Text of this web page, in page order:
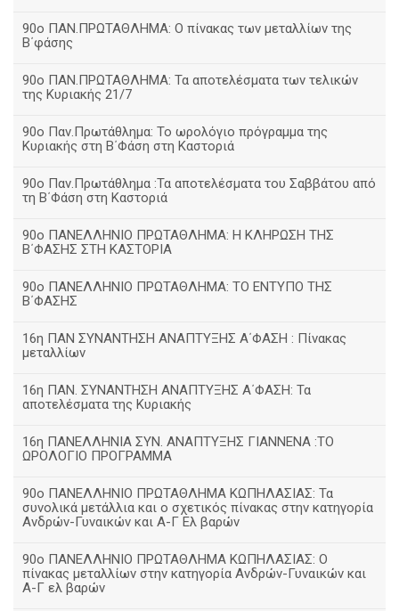
90ο ΠΑΝ.ΠΡΩΤΑΘΛΗΜΑ: Ο πίνακας των μεταλλίων της
Β΄φάσης
90ο ΠΑΝ.ΠΡΩΤΑΘΛΗΜΑ: Τα αποτελέσματα των τελικών
της Κυριακής 21/7
90ο Παν.Πρωτάθλημα: Το ωρολόγιο πρόγραμμα της
Κυριακής στη Β΄Φάση στη Καστοριά
90ο Παν.Πρωτάθλημα :Τα αποτελέσματα του Σαββάτου από
τη Β΄Φάση στη Καστοριά
90ο ΠΑΝΕΛΛΗΝΙΟ ΠΡΩΤΑΘΛΗΜΑ: Η ΚΛΗΡΩΣΗ ΤΗΣ
Β΄ΦΑΣΗΣ ΣΤΗ ΚΑΣΤΟΡΙΑ
90ο ΠΑΝΕΛΛΗΝΙΟ ΠΡΩΤΑΘΛΗΜΑ: ΤΟ ΕΝΤΥΠΟ ΤΗΣ
Β΄ΦΑΣΗΣ
16η ΠΑΝ ΣΥΝΑΝΤΗΣΗ ΑΝΑΠΤΥΞΗΣ Α΄ΦΑΣΗ : Πίνακας
μεταλλίων
16η ΠΑΝ. ΣΥΝΑΝΤΗΣΗ ΑΝΑΠΤΥΞΗΣ Α΄ΦΑΣΗ: Τα
αποτελέσματα της Κυριακής
16η ΠΑΝΕΛΛΗΝΙΑ ΣΥΝ. ΑΝΑΠΤΥΞΗΣ ΓΙΑΝΝΕΝΑ :ΤΟ
ΩΡΟΛΟΓΙΟ ΠΡΟΓΡΑΜΜΑ
90ο ΠΑΝΕΛΛΗΝΙΟ ΠΡΩΤΑΘΛΗΜΑ ΚΩΠΗΛΑΣΙΑΣ: Τα
συνολικά μετάλλια και ο σχετικός πίνακας στην κατηγορία
Ανδρών-Γυναικών και Α-Γ Ελ βαρών
90ο ΠΑΝΕΛΛΗΝΙΟ ΠΡΩΤΑΘΛΗΜΑ ΚΩΠΗΛΑΣΙΑΣ: Ο
πίνακας μεταλλίων στην κατηγορία Ανδρών-Γυναικών και
Α-Γ ελ βαρών